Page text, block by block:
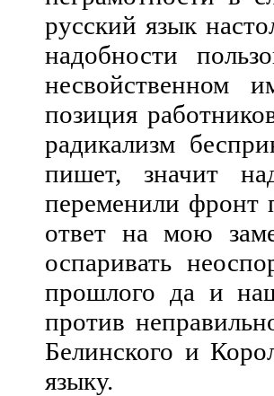
русский язык
надобности
несвойственном
позиция
радикализм
пишет, значит
переменили фронт
ответ на мою
оспаривать
прошлого да и
против
Белинского и
языку.